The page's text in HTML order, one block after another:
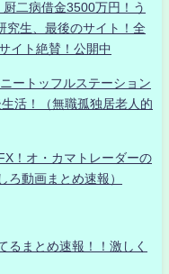
二病借金3500万円！う
究生、最後のサイト！全
イト絶賛！公開中
ートッフルステーション
活！（無職孤独居老人的
！オ・カマトレーダーの
動画まとめ速報）
るまとめ速報！！激しく